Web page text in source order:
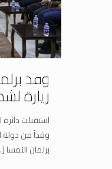
وفد
زيارة
وفداً من دولة
برلمان النمسا